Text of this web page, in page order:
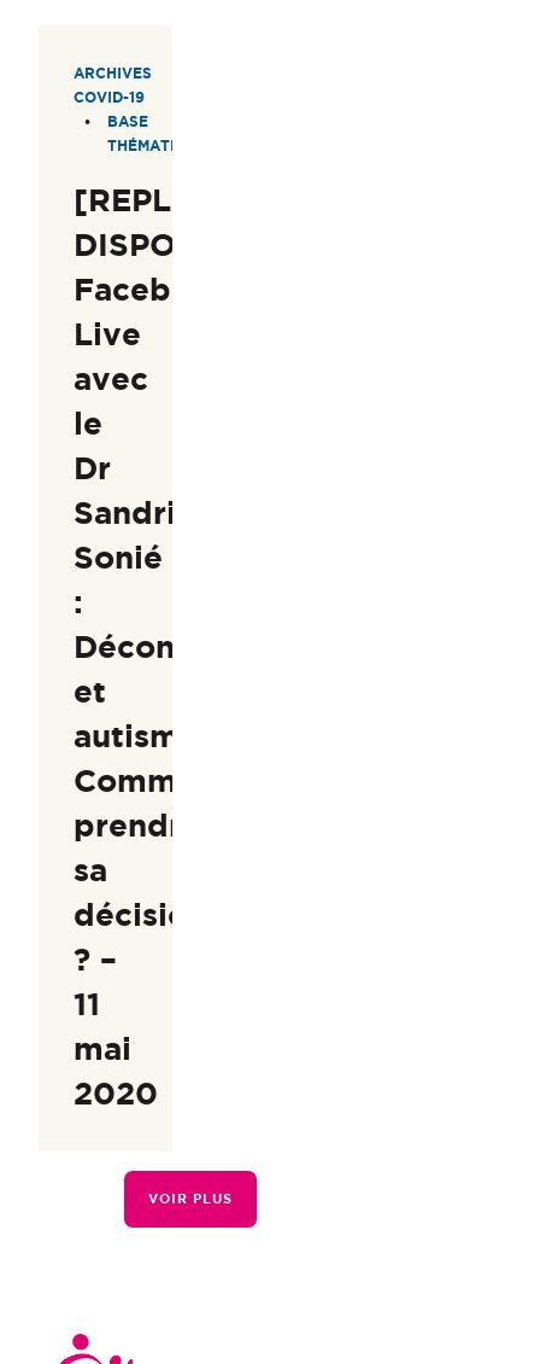
ARCHIVES
COVID-19
BASE
THÉMATIQUE
[REPLAY
DISPONIBLE]
Facebook
Live
avec
le
Dr
Sandrine
Sonié
:
Déconfinement
et
autisme,
Comment
prendre
sa
décision
? –
11
mai
2020
VOIR PLUS